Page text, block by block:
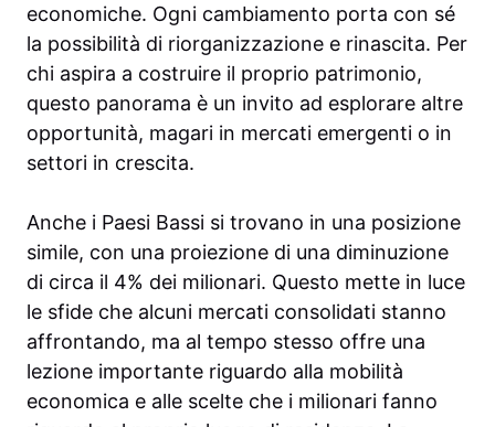
economiche. Ogni cambiamento porta con sé
la possibilità di riorganizzazione e rinascita. Per
chi aspira a costruire il proprio patrimonio,
questo panorama è un invito ad esplorare altre
opportunità, magari in mercati emergenti o in
settori in crescita.
Anche i Paesi Bassi si trovano in una posizione
simile, con una proiezione di una diminuzione
di circa il 4% dei milionari. Questo mette in luce
le sfide che alcuni mercati consolidati stanno
affrontando, ma al tempo stesso offre una
lezione importante riguardo alla mobilità
economica e alle scelte che i milionari fanno